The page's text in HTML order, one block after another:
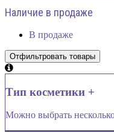
Наличие в продаже
В продаже
Тип косметики +
Можно выбрать